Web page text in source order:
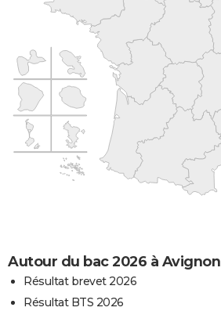
Autour du bac 2026 à Avignon
Résultat brevet 2026
Résultat BTS 2026